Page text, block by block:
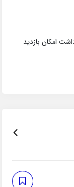
امکان بازدید